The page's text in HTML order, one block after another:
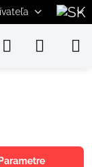
Parametre